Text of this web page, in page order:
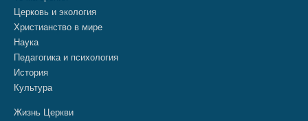
Церковь и экология
Христианство в мире
Наука
Педагогика и психология
История
Культура
Жизнь Церкви